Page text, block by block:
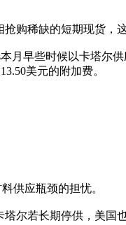
购稀缺的短期现货，
月早些时候以卡塔
美元的附加费。
供应瓶颈的担忧。
尔若长期停供，美国